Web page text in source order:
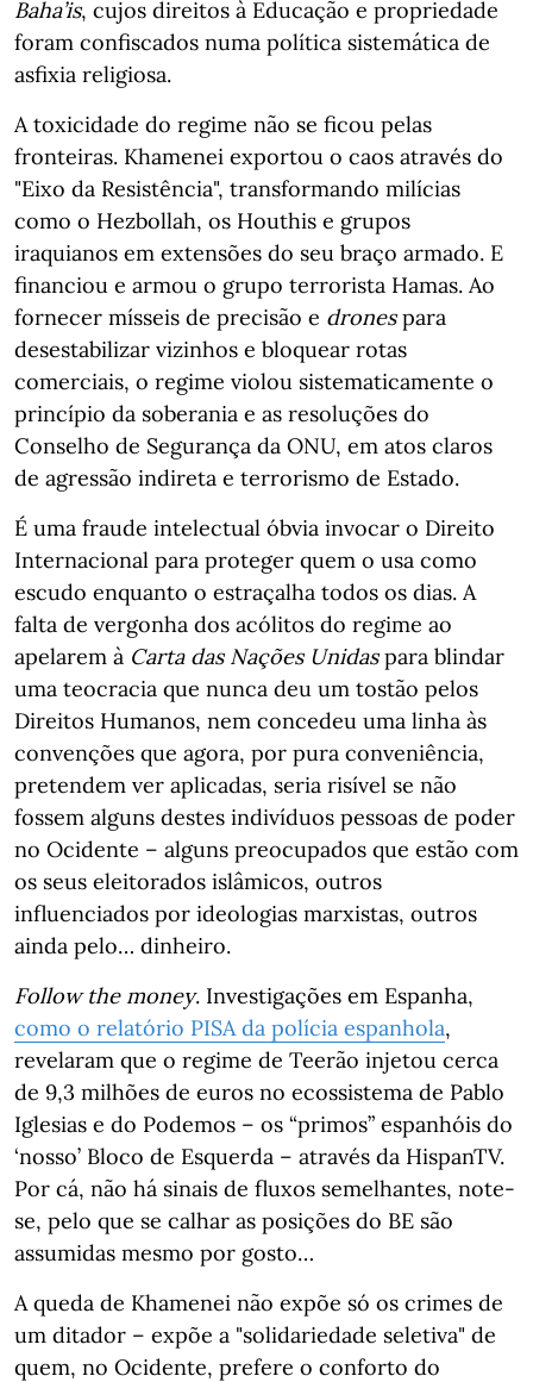
Baha’is, cujos direitos à Educação e propriedade
foram confiscados numa política sistemática de
asfixia religiosa.
A toxicidade do regime não se ficou pelas
fronteiras. Khamenei exportou o caos através do
"Eixo da Resistência", transformando milícias
como o Hezbollah, os Houthis e grupos
iraquianos em extensões do seu braço armado. E
financiou e armou o grupo terrorista Hamas. Ao
fornecer mísseis de precisão e dronespara
desestabilizar vizinhos e bloquear rotas
comerciais, o regime violou sistematicamente o
princípio da soberania e as resoluções do
Conselho de Segurança da ONU, em atos claros
de agressão indireta e terrorismo de Estado.
É uma fraude intelectual óbvia invocar o Direito
Internacional para proteger quem o usa como
escudo enquanto o estraçalha todos os dias. A
falta de vergonha dos acólitos do regime ao
apelarem à Carta das Nações Unidaspara blindar
uma teocracia que nunca deu um tostão pelos
Direitos Humanos, nem concedeu uma linha às
convenções que agora, por pura conveniência,
pretendem ver aplicadas, seria risível se não
fossem alguns destes indivíduos pessoas de poder
no Ocidente – alguns preocupados que estão com
os seus eleitorados islâmicos, outros
influenciados por ideologias marxistas, outros
ainda pelo… dinheiro.
Follow the money. Investigações em Espanha,
como o relatório PISA da polícia espanhola,
revelaram que o regime de Teerão injetou cerca
de 9,3 milhões de euros no ecossistema de Pablo
Iglesias e do Podemos – os “primos” espanhóis do
‘nosso’ Bloco de Esquerda – através da HispanTV.
Por cá, não há sinais de fluxos semelhantes, note-
se, pelo que se calhar as posições do BE são
assumidas mesmo por gosto…
A queda de Khamenei não expõe só os crimes de
um ditador – expõe a "solidariedade seletiva" de
quem, no Ocidente, prefere o conforto do